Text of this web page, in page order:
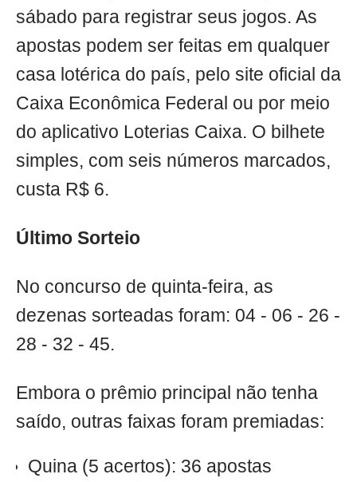
sábado para registrar seus jogos. As
apostas podem ser feitas em qualquer
casa lotérica do país, pelo site oficial da
Caixa Econômica Federal ou por meio
do aplicativo Loterias Caixa. O bilhete
simples, com seis números marcados,
custa R$ 6.
Último Sorteio
No concurso de quinta-feira, as
dezenas sorteadas foram: 04 - 06 - 26 -
28 - 32 - 45.
Embora o prêmio principal não tenha
saído, outras faixas foram premiadas:
Quina (5 acertos): 36 apostas